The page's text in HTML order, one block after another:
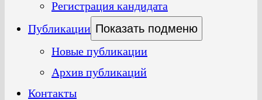
Регистрация кандидата
Публикации Показать подменю
Новые публикации
Архив публикаций
Контакты